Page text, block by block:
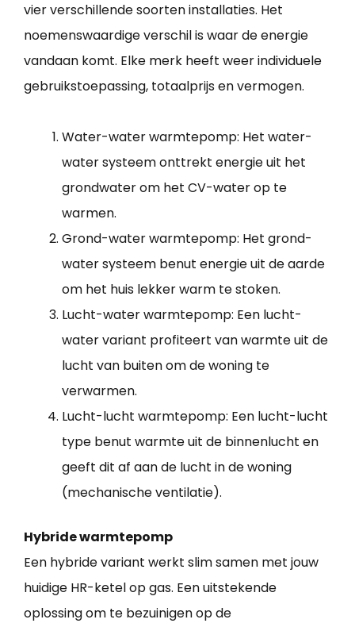
vier verschillende soorten installaties. Het
noemenswaardige verschil is waar de energie
vandaan komt. Elke merk heeft weer individuele
gebruikstoepassing, totaalprijs en vermogen.
Water-water warmtepomp: Het water-
water systeem onttrekt energie uit het
grondwater om het CV-water op te
warmen.
Grond-water warmtepomp: Het grond-
water systeem benut energie uit de aarde
om het huis lekker warm te stoken.
Lucht-water warmtepomp: Een lucht-
water variant profiteert van warmte uit de
lucht van buiten om de woning te
verwarmen.
Lucht-lucht warmtepomp: Een lucht-lucht
type benut warmte uit de binnenlucht en
geeft dit af aan de lucht in de woning
(mechanische ventilatie).
Hybride warmtepomp
Een hybride variant werkt slim samen met jouw
huidige HR-ketel op gas. Een uitstekende
oplossing om te bezuinigen op de